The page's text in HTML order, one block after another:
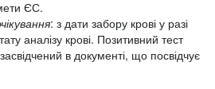
ЄС.
: з дати забору крові у разі
аналізу крові. Позитивний тест
в документі, що посвідчує